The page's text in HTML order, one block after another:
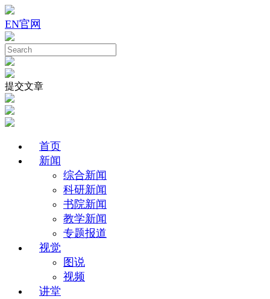
EN官网
提交文章
首页
新闻
综合新闻
科研新闻
书院新闻
教学新闻
专题报道
视觉
图说
视频
讲堂